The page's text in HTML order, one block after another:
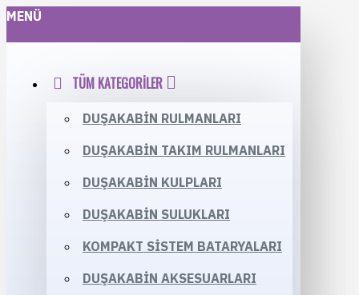
MENÜ
TÜM KATEGORILER
DUŞAKABIN RULMANLARI
DUŞAKABIN TAKIM RULMANLARI
DUŞAKABIN KULPLARI
DUŞAKABIN SULUKLARI
KOMPAKT SISTEM BATARYALARI
DUŞAKABIN AKSESUARLARI